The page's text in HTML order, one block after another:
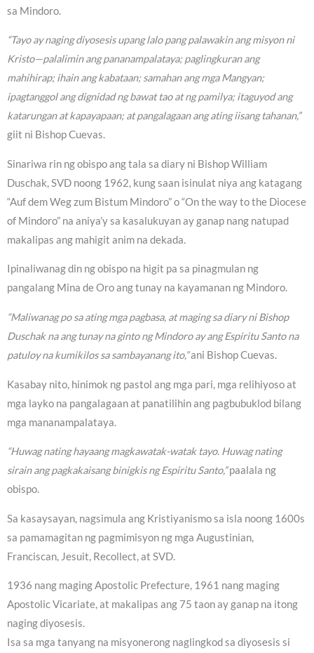
sa Mindoro.
“Tayo ay naging diyosesis upang lalo pang palawakin ang misyon ni
Kristo—palalimin ang pananampalataya; paglingkuran ang
mahihirap; ihain ang kabataan; samahan ang mga Mangyan;
ipagtanggol ang dignidad ng bawat tao at ng pamilya; itaguyod ang
katarungan at kapayapaan; at pangalagaan ang ating iisang tahanan,”
giit ni Bishop Cuevas.
Sinariwa rin ng obispo ang tala sa diary ni Bishop William
Duschak, SVD noong 1962, kung saan isinulat niya ang katagang
“Auf dem Weg zum Bistum Mindoro” o “On the way to the Diocese
of Mindoro” na aniya’y sa kasalukuyan ay ganap nang natupad
makalipas ang mahigit anim na dekada.
Ipinaliwanag din ng obispo na higit pa sa pinagmulan ng
pangalang Mina de Oro ang tunay na kayamanan ng Mindoro.
“Maliwanag po sa ating mga pagbasa, at maging sa diary ni Bishop
Duschak na ang tunay na ginto ng Mindoro ay ang Espiritu Santo na
patuloy na kumikilos sa sambayanang ito,”ani Bishop Cuevas.
Kasabay nito, hinimok ng pastol ang mga pari, mga relihiyoso at
mga layko na pangalagaan at panatilihin ang pagbubuklod bilang
mga mananampalataya.
“Huwag nating hayaang magkawatak-watak tayo. Huwag nating
sirain ang pagkakaisang binigkis ng Espiritu Santo,”paalala ng
obispo.
Sa kasaysayan, nagsimula ang Kristiyanismo sa isla noong 1600s
sa pamamagitan ng pagmimisyon ng mga Augustinian,
Franciscan, Jesuit, Recollect, at SVD.
1936 nang maging Apostolic Prefecture, 1961 nang maging
Apostolic Vicariate, at makalipas ang 75 taon ay ganap na itong
naging diyosesis.
Isa sa mga tanyang na misyonerong naglingkod sa diyosesis si